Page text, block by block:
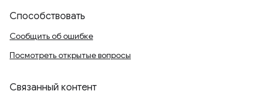
Способствовать
Сообщить об ошибке
Посмотреть открытые вопросы
Связанный контент